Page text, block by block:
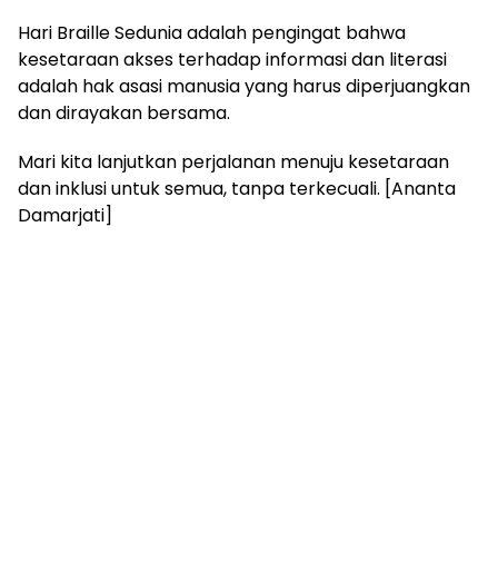
Hari Braille Sedunia adalah pengingat bahwa
kesetaraan akses terhadap informasi dan literasi
adalah hak asasi manusia yang harus diperjuangkan
dan dirayakan bersama.
Mari kita lanjutkan perjalanan menuju kesetaraan
dan inklusi untuk semua, tanpa terkecuali. [Ananta
Damarjati]